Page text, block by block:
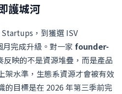
護城河
，到獲選 ISV
完成升級。對一家 founder-
反映的不是資源堆疊，而是產品
水準，生態系資源才會被有效
的目標是在 2026 年第三季前完